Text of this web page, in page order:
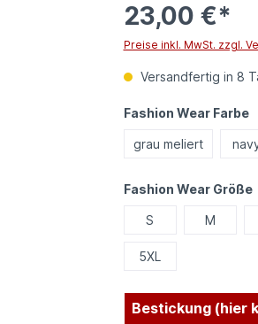
23,00 €*
Preise inkl. MwSt. zzgl.
Versandfertig in 8
Fashion Wear Farbe
grau meliert
Fashion Wear Größe
S M
5XL
Bestickung (hier